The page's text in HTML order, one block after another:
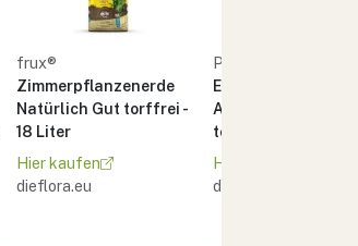
frux®
Zimmerpflanzenerde
Natürlich Gut torffrei -
18 Liter
Hier kaufen
dieflora.eu
PATZER NATUR
Erde BIO für Kräuter
Anzucht & Aussaat
torffrei - 5 Liter
Hier kaufen
dieflora.eu